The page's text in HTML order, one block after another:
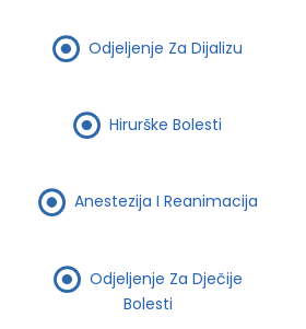
Odjeljenje Za Dijalizu
Hirurške Bolesti
Anestezija I Reanimacija
Odjeljenje Za Dječije
Bolesti